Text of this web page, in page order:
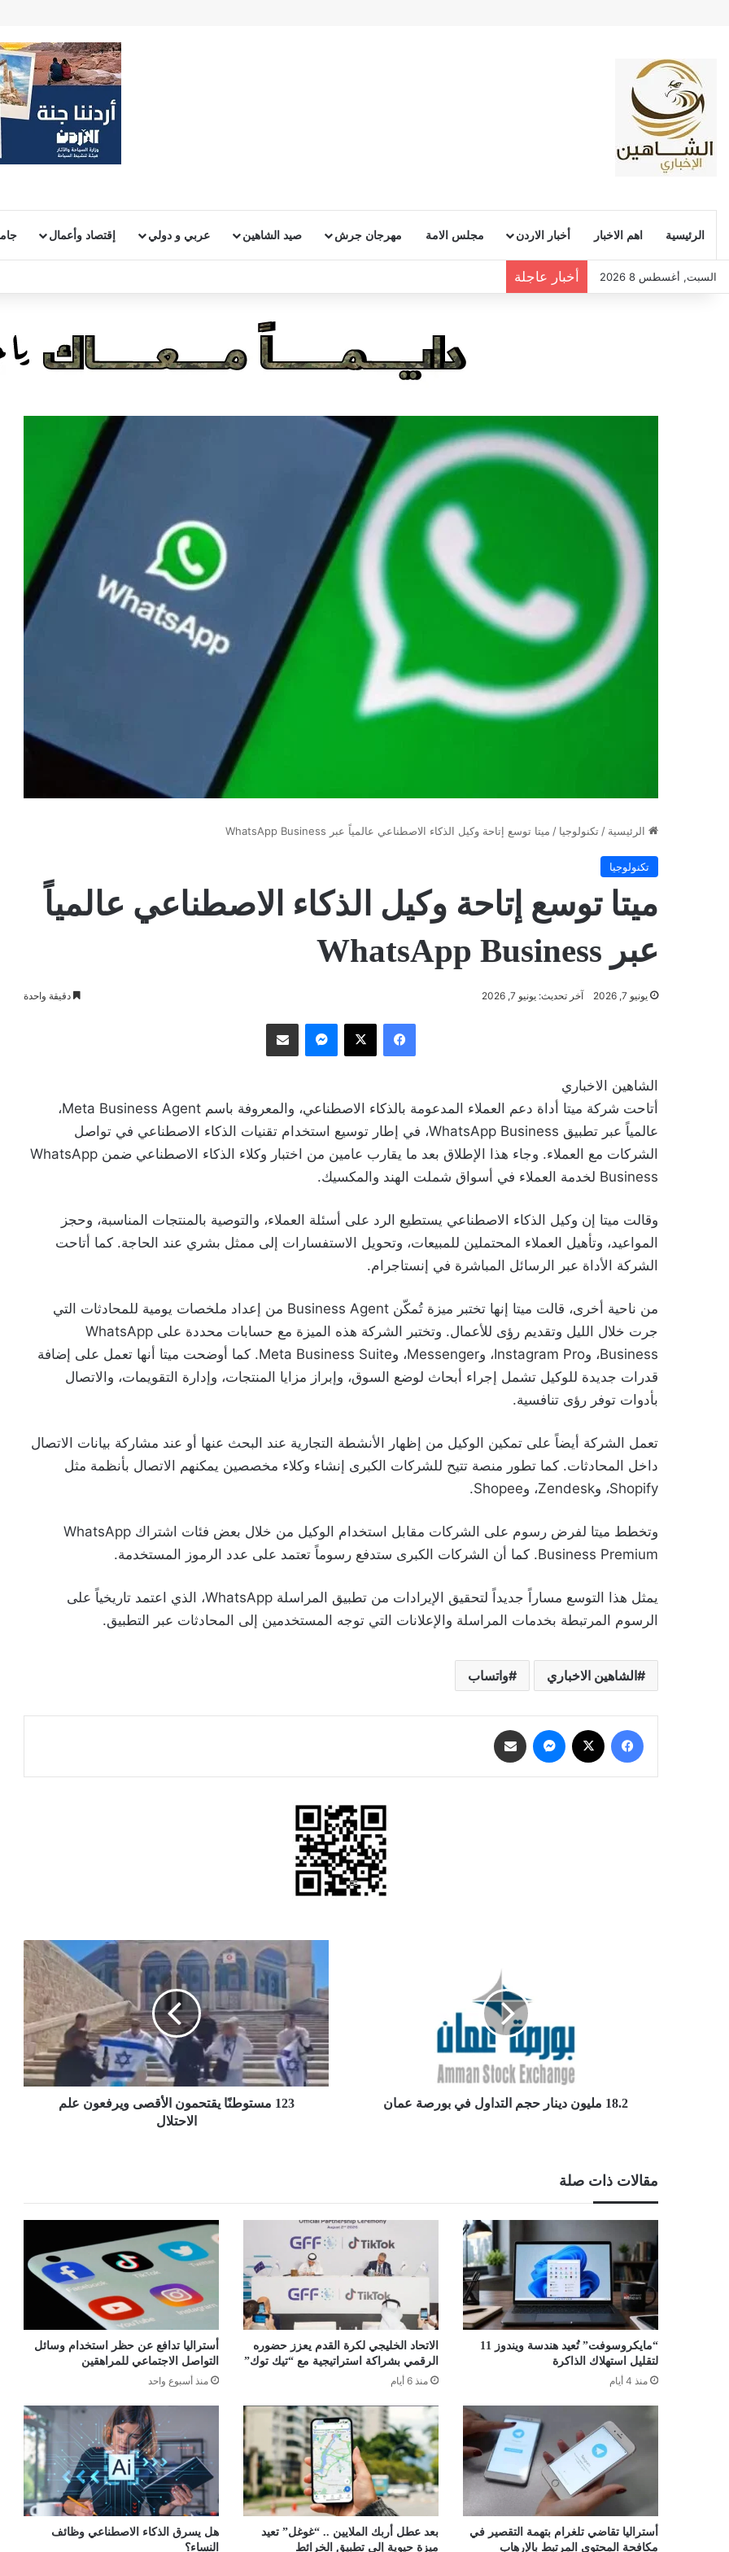
الرئيسية اهم الاخبار أخبار الاردن مجلس الامة مهرجان جرش صيد الشاهين عربي و دولي إقتصاد وأعمال
السبت, أغسطس 8 2026 أخبار عاجلة
الرئيسية / تكنولوجيا / ميتا توسع إتاحة وكيل الذكاء الاصطناعي عالمياً عبر WhatsApp Business
تكنولوجيا
ميتا توسع إتاحة وكيل الذكاء الاصطناعي عالمياً
عبر WhatsApp Business
يونيو 7, 2026 آخر تحديث: يونيو 7, 2026 دقيقة واحدة
فيسبوك ‫X ماسنجر مشاركة عبر البريد
الشاهين الاخباري
أتاحت شركة ميتا أداة دعم العملاء المدعومة بالذكاء الاصطناعي، والمعروفة باسم Meta Business Agent،
عالمياً عبر تطبيق WhatsApp Business، في إطار توسيع استخدام تقنيات الذكاء الاصطناعي في تواصل
الشركات مع العملاء. وجاء هذا الإطلاق بعد ما يقارب عامين من اختبار وكلاء الذكاء الاصطناعي ضمن WhatsApp
Business لخدمة العملاء في أسواق شملت الهند والمكسيك.
وقالت ميتا إن وكيل الذكاء الاصطناعي يستطيع الرد على أسئلة العملاء، والتوصية بالمنتجات المناسبة، وحجز
المواعيد، وتأهيل العملاء المحتملين للمبيعات، وتحويل الاستفسارات إلى ممثل بشري عند الحاجة. كما أتاحت
الشركة الأداة عبر الرسائل المباشرة في إنستاجرام.
من ناحية أخرى، قالت ميتا إنها تختبر ميزة تُمكّن Business Agent من إعداد ملخصات يومية للمحادثات التي
جرت خلال الليل وتقديم رؤى للأعمال. وتختبر الشركة هذه الميزة مع حسابات محددة على WhatsApp
Business، وInstagram Pro، وMessenger، وMeta Business Suite. كما أوضحت ميتا أنها تعمل على إضافة
قدرات جديدة للوكيل تشمل إجراء أبحاث لوضع السوق، وإبراز مزايا المنتجات، وإدارة التقويمات، والاتصال
بأدوات توفر رؤى تنافسية.
تعمل الشركة أيضاً على تمكين الوكيل من إظهار الأنشطة التجارية عند البحث عنها أو عند مشاركة بيانات الاتصال
داخل المحادثات. كما تطور منصة تتيح للشركات الكبرى إنشاء وكلاء مخصصين يمكنهم الاتصال بأنظمة مثل
Shopify، وZendesk، وShopee.
وتخطط ميتا لفرض رسوم على الشركات مقابل استخدام الوكيل من خلال بعض فئات اشتراك WhatsApp
Business Premium. كما أن الشركات الكبرى ستدفع رسوماً تعتمد على عدد الرموز المستخدمة.
يمثل هذا التوسع مساراً جديداً لتحقيق الإيرادات من تطبيق المراسلة WhatsApp، الذي اعتمد تاريخياً على
الرسوم المرتبطة بخدمات المراسلة والإعلانات التي توجه المستخدمين إلى المحادثات عبر التطبيق.
الشاهين الاخباري واتساب
فيسبوك ماسنجر
18.2 مليون دينار حجم التداول في بورصة عمان
مستوطنًا
يقتحمون
الأقصى
ويرفعون
علم
الاحتلال
123 مستوطنًا يقتحمون الأقصى ويرفعون علم
الاحتلال
مقالات ذات صلة
“مايكروسوفت” تُعيد هندسة ويندوز 11
لتقليل استهلاك الذاكرة
منذ 4 أيام
الاتحاد الخليجي لكرة القدم يعزز حضوره
الرقمي بشراكة استراتيجية مع “تيك توك”
منذ 6 أيام
أستراليا تدافع عن حظر استخدام وسائل
التواصل الاجتماعي للمراهقين
منذ أسبوع واحد
أستراليا تقاضي تلغرام بتهمة التقصير في
مكافحة المحتوى المرتبط بالإرهاب
بعد عطل أربك الملايين .. “غوغل” تعيد
ميزة حيوية إلى تطبيق الخرائط
هل يسرق الذكاء الاصطناعي وظائف
النساء؟